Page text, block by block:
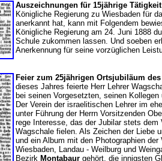
Auszeichnungen für 15jährige Tätigkeit
Königliche Regierung zu Wiesbaden für
anerkannt hat, kann mit Folgendem
Königliche Regierung am 24. Juni 1888
Schule zukommen lassen. Und soeben
Anerkennung für seine vorzüglichen
Feier zum 25jährigen Ortsjubiläum
dieses Jahres feierte Herr Lehrer
bei seinen Vorgesetzten, seinen
Der Verein der israelitischen Lehrer im
unter Führung der Herrn Vorsitzenden
rege Interesse, das der Jubilar stets dem
Wagschale fielen. Als Zeichen der Liebe
und ein Album mit den Photographien
Wiesbaden, Landau - Weilburg und
Bezirk Montabaur gehört, die innigsten